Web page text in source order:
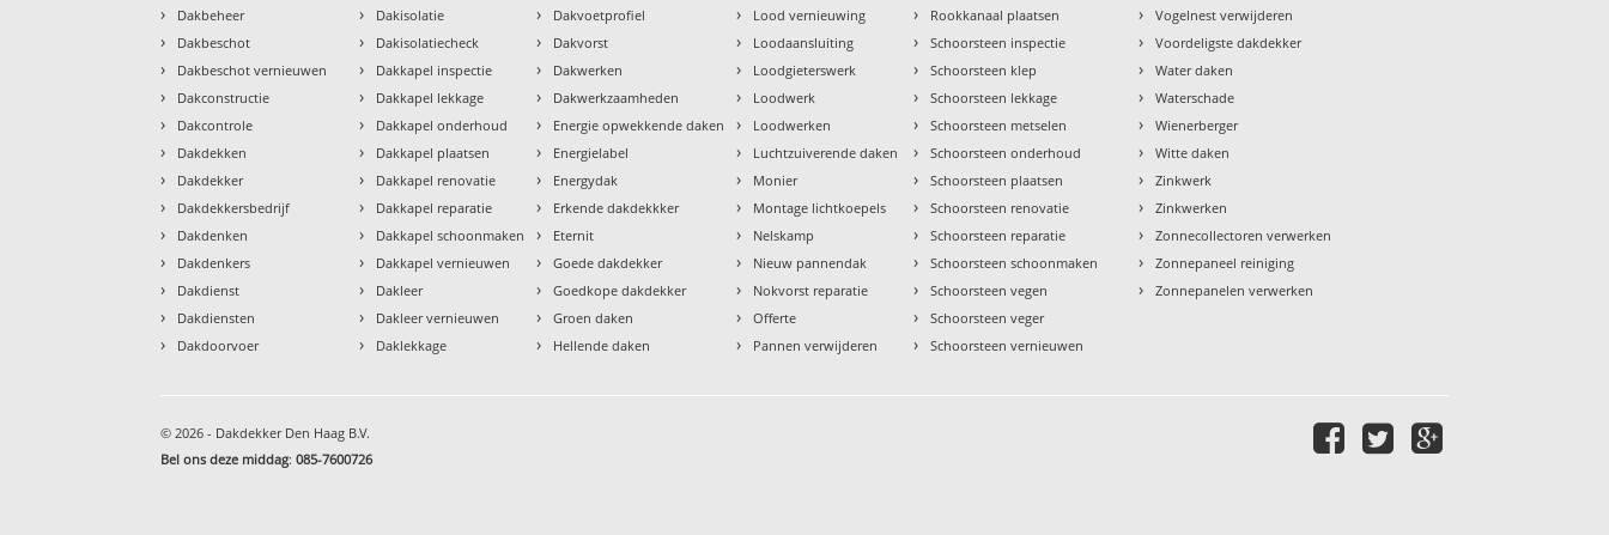
› Dakbeheer
› Dakbeschot
› Dakbeschot vernieuwen
› Dakconstructie
› Dakcontrole
› Dakdekken
› Dakdekker
› Dakdekkersbedrijf
› Dakdenken
› Dakdenkers
› Dakdienst
› Dakdiensten
› Dakdoorvoer
› Dakisolatie
› Dakisolatiecheck
› Dakkapel inspectie
› Dakkapel lekkage
› Dakkapel onderhoud
› Dakkapel plaatsen
› Dakkapel renovatie
› Dakkapel reparatie
› Dakkapel schoonmaken
› Dakkapel vernieuwen
› Dakleer
› Dakleer vernieuwen
› Daklekkage
› Dakvoetprofiel
› Dakvorst
› Dakwerken
› Dakwerkzaamheden
› Energie opwekkende daken
› Energielabel
› Energydak
› Erkende dakdekkker
› Eternit
› Goede dakdekker
› Goedkope dakdekker
› Groen daken
› Hellende daken
› Lood vernieuwing
› Loodaansluiting
› Loodgieterswerk
› Loodwerk
› Loodwerken
› Luchtzuiverende daken
› Monier
› Montage lichtkoepels
› Nelskamp
› Nieuw pannendak
› Nokvorst reparatie
› Offerte
› Pannen verwijderen
› Rookkanaal plaatsen
› Schoorsteen inspectie
› Schoorsteen klep
› Schoorsteen lekkage
› Schoorsteen metselen
› Schoorsteen onderhoud
› Schoorsteen plaatsen
› Schoorsteen renovatie
› Schoorsteen reparatie
› Schoorsteen schoonmaken
› Schoorsteen vegen
› Schoorsteen veger
› Schoorsteen vernieuwen
› Vogelnest verwijderen
› Voordeligste dakdekker
› Water daken
› Waterschade
› Wienerberger
› Witte daken
› Zinkwerk
› Zinkwerken
› Zonnecollectoren verwerken
› Zonnepaneel reiniging
› Zonnepanelen verwerken
© 2026 - Dakdekker Den Haag B.V.
Bel ons deze middag:085-7600726